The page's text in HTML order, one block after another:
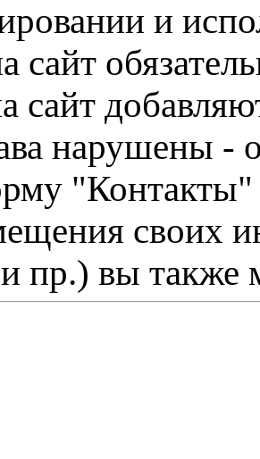
и
сайт
сайт
нарушены -
"Контакты"
своих
пр.) вы также